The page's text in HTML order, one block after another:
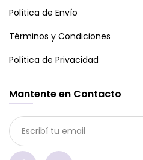
Política de Envío
Términos y Condiciones
Política de Privacidad
Mantente en Contacto